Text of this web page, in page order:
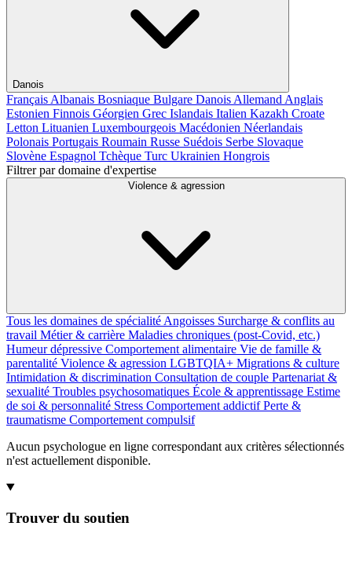
Danois
Français Albanais Bosniaque Bulgare Danois Allemand Anglais
Estonien Finnois Géorgien Grec Islandais Italien Kazakh Croate
Letton Lituanien Luxembourgeois Macédonien Néerlandais
Polonais Portugais Roumain Russe Suédois Serbe Slovaque
Slovène Espagnol Tchèque Turc Ukrainien Hongrois
Filtrer par domaine d'expertise
Violence & agression
Tous les domaines de spécialité Angoisses Surcharge & conflits au
travail Métier & carrière Maladies chroniques (post-Covid, etc.)
Humeur dépressive Comportement alimentaire Vie de famille &
parentalité Violence & agression LGBTQIA+ Migrations & culture
Intimidation & discrimination Consultation de couple Partenariat &
sexualité Troubles psychosomatiques École & apprentissage Estime
de soi & personnalité Stress Comportement addictifPerte &
traumatisme Comportement compulsif
Aucun psychologue en ligne correspondant aux critères sélectionnés
n'est actuellement disponible.
Trouver du soutien